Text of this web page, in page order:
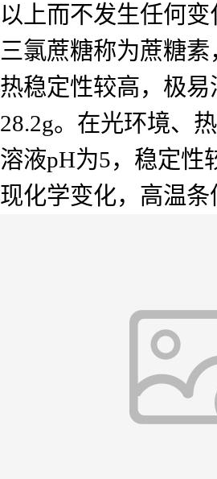
以上而不发生任何变
三氯蔗糖称为蔗糖
热稳定性较高，极
28.2g。在光环境、
溶液pH为5，稳定性
现化学变化，高温